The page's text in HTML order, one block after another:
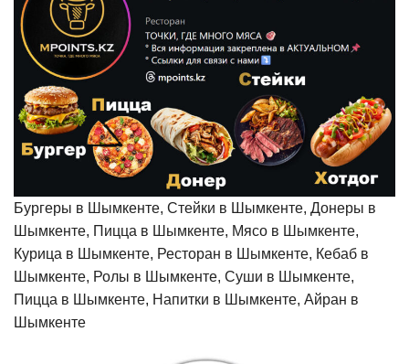
Бургеры в Шымкенте, Стейки в Шымкенте, Донеры в
Шымкенте, Пицца в Шымкенте, Мясо в Шымкенте,
Курица в Шымкенте, Ресторан в Шымкенте, Кебаб в
Шымкенте, Ролы в Шымкенте, Суши в Шымкенте,
Пицца в Шымкенте, Напитки в Шымкенте, Айран в
Шымкенте